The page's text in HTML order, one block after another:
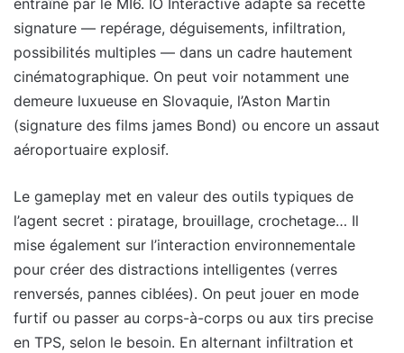
entraîné par le MI6. IO Interactive adapte sa recette
signature — repérage, déguisements, infiltration,
possibilités multiples — dans un cadre hautement
cinématographique. On peut voir notamment une
demeure luxueuse en Slovaquie, l’Aston Martin
(signature des films james Bond) ou encore un assaut
aéroportuaire explosif.
Le gameplay met en valeur des outils typiques de
l’agent secret : piratage, brouillage, crochetage… Il
mise également sur l’interaction environnementale
pour créer des distractions intelligentes (verres
renversés, pannes ciblées). On peut jouer en mode
furtif ou passer au corps-à-corps ou aux tirs precise
en TPS, selon le besoin. En alternant infiltration et